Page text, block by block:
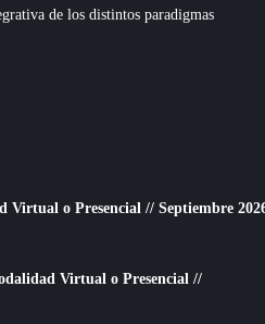
de los distintos paradigmas
Virtual o Presencial // Septiembre
Virtual o Presencial //